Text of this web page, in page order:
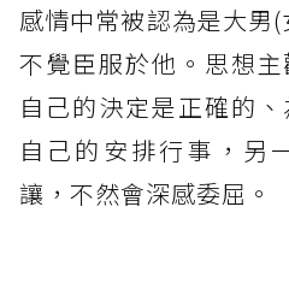
感情中常被認為是大男
不覺臣服於他。思想
自己的決定是正確的
自己的安排行事，另
讓，不然會深感委屈。